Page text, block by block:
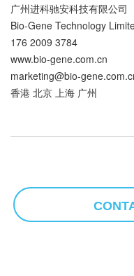
广州进科驰安科技有限公司
Bio-Gene Technology
176 2009 3784
www.bio-gene.com.cn
marketing@bio-
香港 北京 上海 广州